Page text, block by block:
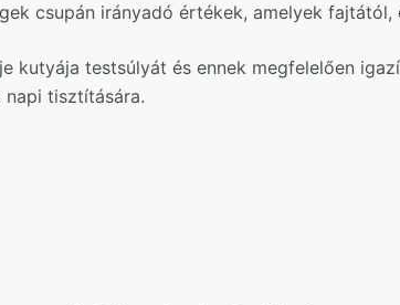
csupán irányadó értékek, amelyek
kutyája testsúlyát és ennek megfelelően
tisztítására.